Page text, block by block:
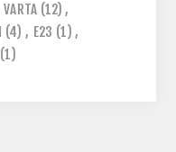
VARTA (12) ,
(4) , E23 (1) ,
(1)